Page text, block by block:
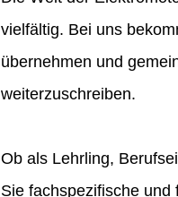
vielfältig. Bei uns
übernehmen und
weiterzuschreiben.
Ob als Lehrling,
Sie fachspezifische